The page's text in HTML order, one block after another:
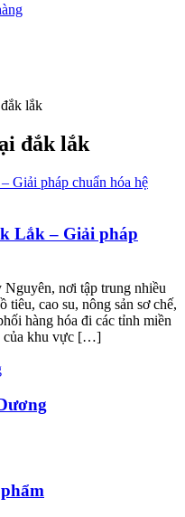
lắk
đắk lắk
Lắk – Giải pháp
nơi tập trung nhiều
tiêu, cao su, nông sản sơ chế,
hàng hóa đi các tỉnh miền
của khu vực […]